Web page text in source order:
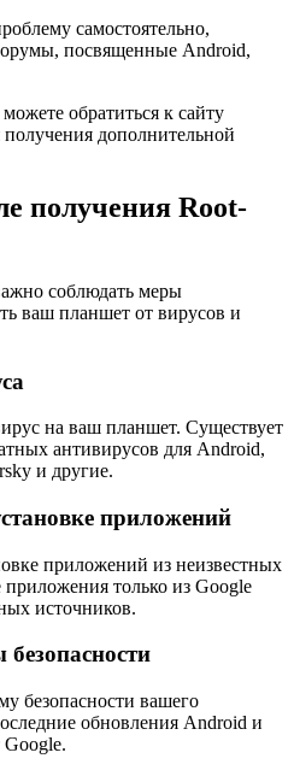
самостоятельно,
посвященные Android,
обратиться к сайту
дополнительной
получения Root-
соблюдать меры
ваш планшет от вирусов и
на ваш планшет. Существует
антивирусов для Android,
и другие.
приложений
приложений из неизвестных
только из Google
источников.
безопасности вашего
обновления Android и
Google.